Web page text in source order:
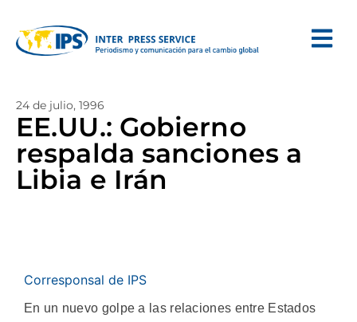
24 de julio, 1996
EE.UU.: Gobierno
respalda sanciones a
Libia e Irán
Corresponsal de IPS
En un nuevo golpe a las relaciones entre Estados